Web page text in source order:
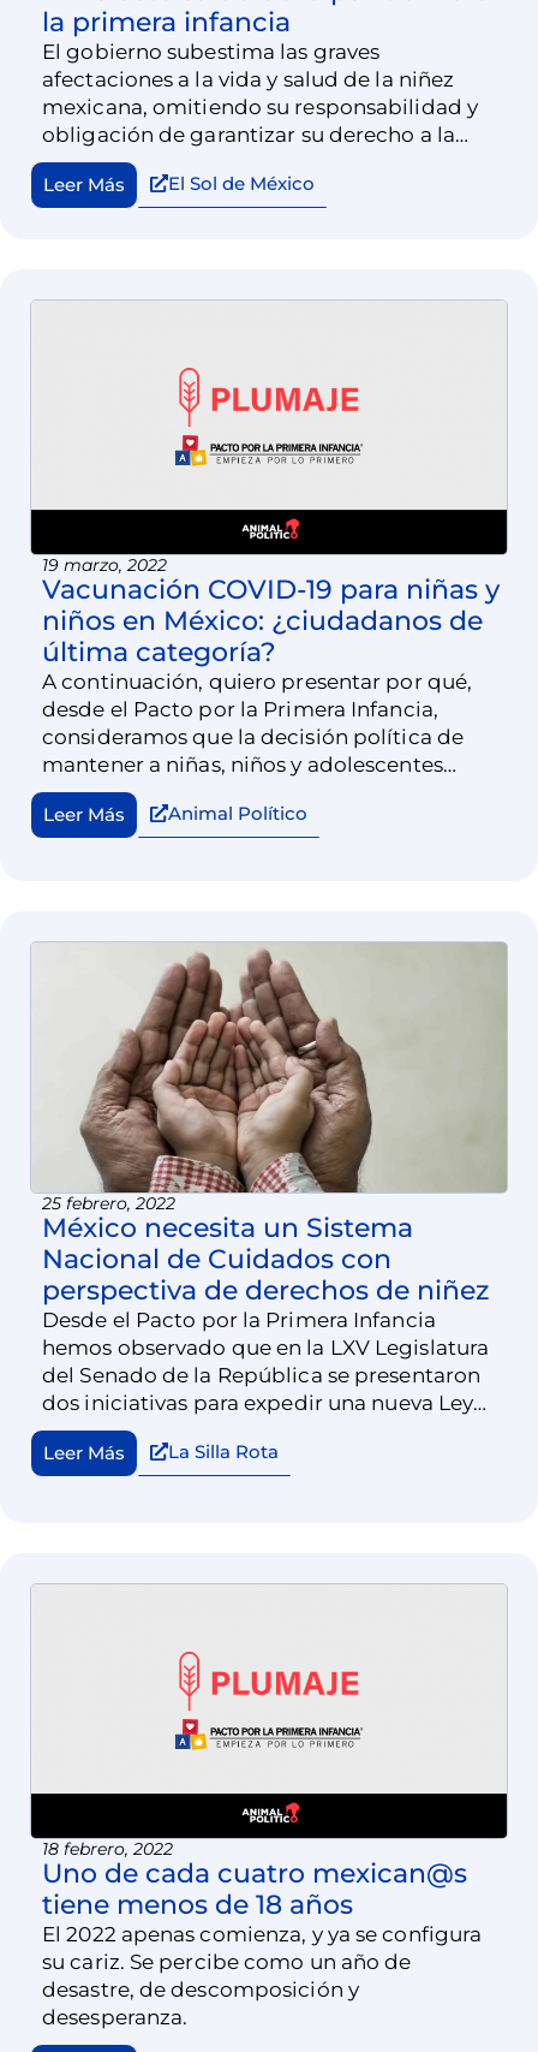
la primera infancia
El gobierno subestima las graves
afectaciones a la vida y salud de la niñez
mexicana, omitiendo su responsabilidad y
obligación de garantizar su derecho a la
salud, al excluirlos de la vacunación universal
contra el Covid-19.
Leer Más El Sol de México
19 marzo, 2022
Vacunación COVID-19 para niñas y
niños en México: ¿ciudadanos de
última categoría?
A continuación, quiero presentar por qué,
desde el Pacto por la Primera Infancia,
consideramos que la decisión política de
mantener a niñas, niños y adolescentes
menores de 15 años fuera del esquema de
vacunación COVID-19 es insostenible desde
Leer Más Animal Político
25 febrero, 2022
México necesita un Sistema
Nacional de Cuidados con
perspectiva de derechos de niñez
Desde el Pacto por la Primera Infancia
hemos observado que en la LXV Legislatura
del Senado de la República se presentaron
dos iniciativas para expedir una nueva Ley
General del Sistema Nacional de Cuidados.
Leer Más La Silla Rota
18 febrero, 2022
Uno de cada cuatro mexican@s
tiene menos de 18 años
El 2022 apenas comienza, y ya se configura
su cariz. Se percibe como un año de
desastre, de descomposición y
desesperanza.